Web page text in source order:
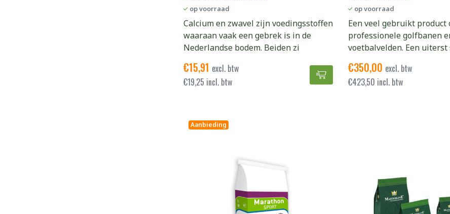
op voorraad
Calcium en zwavel zijn voedingsstoffen
waaraan vaak een gebrek is in de
Nederlandse bodem. Beiden zi
€15,91 excl. btw
€19,25 incl. btw
GRASJAN Structerra toevoegen
op voorraad
Een veel gebruikt product
professionele golfbanen
voetbalvelden. Een
€350,00 excl. btw
€423,50 incl. btw
Aanbieding